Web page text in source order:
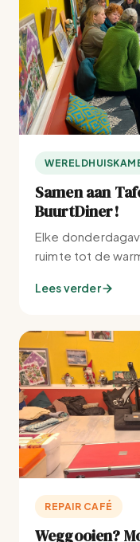
Samen aan
BuurtDiner!
Elke
ruimte tot de
Lees verder
REPAIR CAFÉ
Weggooien?